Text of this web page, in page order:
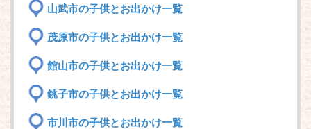
山武市の子供とお出かけ一覧
茂原市の子供とお出かけ一覧
館山市の子供とお出かけ一覧
銚子市の子供とお出かけ一覧
市川市の子供とお出かけ一覧